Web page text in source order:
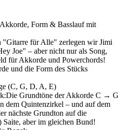
Form & Basslauf mit
"Gitarre für Alle" zerlegen wir Jimi
Joe" – aber nicht nur als Song,
für Akkorde und Powerchords!
und die Form des Stücks
(C, G, D, A, E)
Grundtöne der Akkorde C → G
Quintenzirkel – und auf dem
nächste Grundton auf die
Saite, aber im gleichen Bund!